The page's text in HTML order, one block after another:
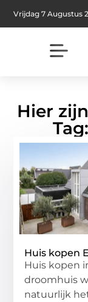
Vrijdag 7 Augustus
Hier
Huis kopen
Huis kopen
droomhuis
natuurlijk